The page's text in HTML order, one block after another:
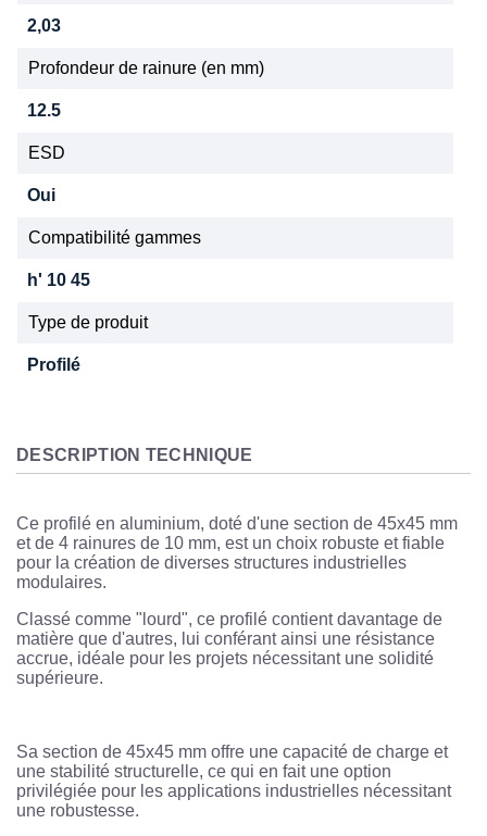
2,03
Profondeur de rainure (en mm)
12.5
ESD
Oui
Compatibilité gammes
h' 10 45
Type de produit
Profilé
DESCRIPTION TECHNIQUE
Ce profilé en aluminium, doté d'une section de 45x45 mm
et de 4 rainures de 10 mm, est un choix robuste et fiable
pour la création de diverses structures industrielles
modulaires.
Classé comme "lourd", ce profilé contient davantage de
matière que d'autres, lui conférant ainsi une résistance
accrue, idéale pour les projets nécessitant une solidité
supérieure.
Sa section de 45x45 mm offre une capacité de charge et
une stabilité structurelle, ce qui en fait une option
privilégiée pour les applications industrielles nécessitant
une robustesse.